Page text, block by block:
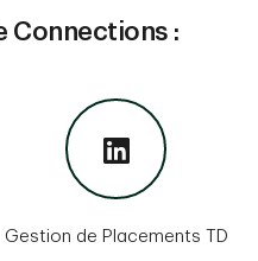
Connections :
Gestion de Placements TD